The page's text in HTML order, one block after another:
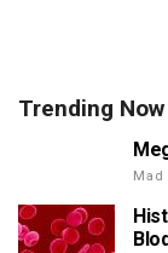
Trending Now